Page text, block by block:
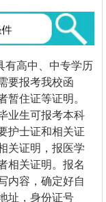
有高中、中专学历
要报考我校函
暂住证等证明。
业生可报考本科
护士证和相关证
关证明，报医学
相关证明。报名
内容，确定好自
址，身份证号